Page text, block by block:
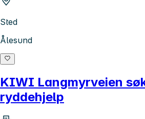
Sted
Ålesund
KIWI Langmyrveien
ryddehjelp